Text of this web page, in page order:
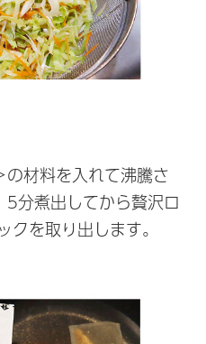
の材料を入れて沸騰さ
5分煮出してから贅沢ロ
クを取り出します。